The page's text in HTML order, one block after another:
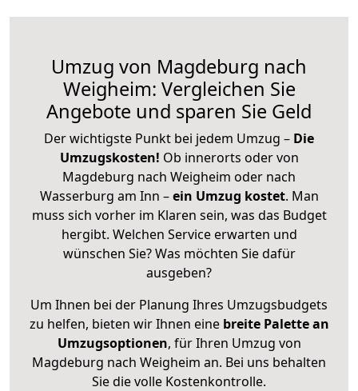
Umzug von Magdeburg nach
Weigheim: Vergleichen Sie
Angebote und sparen Sie Geld
Der wichtigste Punkt bei jedem Umzug – Die
Umzugskosten! Ob innerorts oder von
Magdeburg nach Weigheim oder nach
Wasserburg am Inn –ein Umzug kostet. Man
muss sich vorher im Klaren sein, was das Budget
hergibt. Welchen Service erwarten und
wünschen Sie? Was möchten Sie dafür
ausgeben?
Um Ihnen bei der Planung Ihres Umzugsbudgets
zu helfen, bieten wir Ihnen eine breite Palette an
Umzugsoptionen, für Ihren Umzug von
Magdeburg nach Weigheim an. Bei uns behalten
Sie die volle Kostenkontrolle.